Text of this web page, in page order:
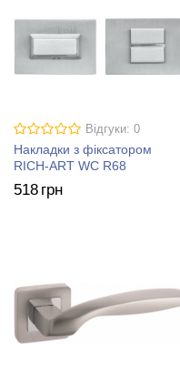
Відгуки: 0
Накладки з фіксатором
RICH-ART WC R68
518 грн